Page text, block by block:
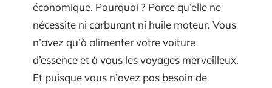
économique. Pourquoi ? Parce qu’elle ne
nécessite ni carburant ni huile moteur. Vous
n’avez qu’à alimenter votre voiture
d’essence et à vous les voyages merveilleux.
Et puisque vous n’avez pas besoin de